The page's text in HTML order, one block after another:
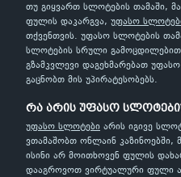
თუ გიყვართ სლოტების თამაში,
ფულის დაკარგვა, უფასო
თქვენთვის. უფასო სლოტების
სლოტების სრული
გზამკვლევი დაგეხმარებათ
გაცნობთ მის უპირატესობებს.
რა არის უფასო
უფასო სლოტები არის იგივე
ვთამაშობთ ონლაინ
ისინი არ მოითხოვენ ფულის
დააგროვოთ ვირტუალური ფული